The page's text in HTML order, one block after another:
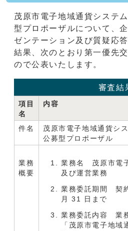
茂原市電子地域通貨システ
型プロポーザルについて、
ゼンテーション及び質疑応
結果、次のとおり第一優先
ので公表いたします。
審査結
項目
名
内容
件名
茂原市電子地域通貨シ
公募型プロポーザル
業務
概要
業務名 茂原市電
及び運営業務
業務委託期間 契
月 31 日まで
業務委託内容 業
「茂原市電子地域